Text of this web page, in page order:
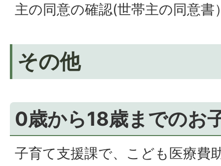
主の同意の確認(世帯主の同意書
その他
0歳から18歳までのお
子育て支援課で、こども医療費